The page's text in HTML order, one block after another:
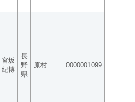
宮坂
紀博
長
野
県
原村 0000001099